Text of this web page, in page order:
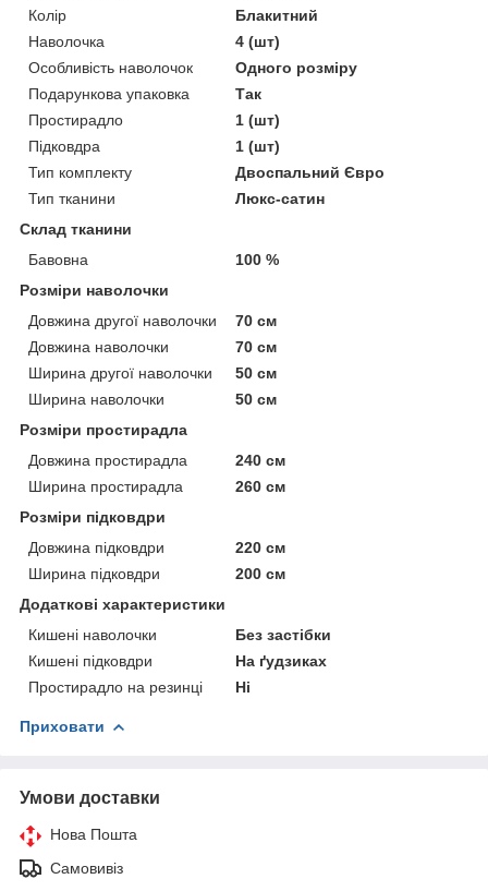
Колір
Блакитний
Наволочка
4 (шт)
Особливість наволочок
Одного розміру
Подарункова упаковка
Так
Простирадло
1 (шт)
Підковдра
1 (шт)
Тип комплекту
Двоспальний Євро
Тип тканини
Люкс-сатин
Склад тканини
Бавовна
100 %
Розміри наволочки
Довжина другої наволочки
70 см
Довжина наволочки
70 см
Ширина другої наволочки
50 см
Ширина наволочки
50 см
Розміри простирадла
Довжина простирадла
240 см
Ширина простирадла
260 см
Розміри підковдри
Довжина підковдри
220 см
Ширина підковдри
200 см
Додаткові характеристики
Кишені наволочки
Без застібки
Кишені підковдри
На ґудзиках
Простирадло на резинці
Ні
Приховати
Умови доставки
Нова Пошта
Самовивіз